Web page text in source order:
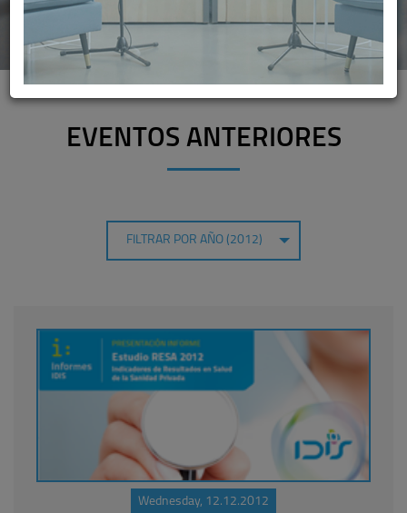
EVENTOS ANTERIORES
FILTRAR POR AÑO (2012)
Wednesday, 12.12.2012